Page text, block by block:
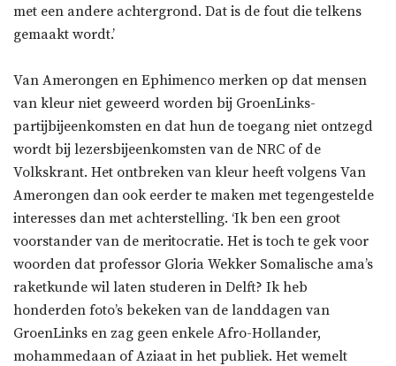
met een andere achtergrond. Dat is de fout die telkens
gemaakt wordt.’
Van Amerongen en Ephimenco merken op dat mensen
van kleur niet geweerd worden bij GroenLinks-
partijbijeenkomsten en dat hun de toegang niet ontzegd
wordt bij lezersbijeenkomsten van de NRC of de
Volkskrant. Het ontbreken van kleur heeft volgens Van
Amerongen dan ook eerder te maken met tegengestelde
interesses dan met achterstelling. ‘Ik ben een groot
voorstander van de meritocratie. Het is toch te gek voor
woorden dat professor Gloria Wekker Somalische ama’s
raketkunde wil laten studeren in Delft? Ik heb
honderden foto’s bekeken van de landdagen van
GroenLinks en zag geen enkele Afro-Hollander,
mohammedaan of Aziaat in het publiek. Het wemelt